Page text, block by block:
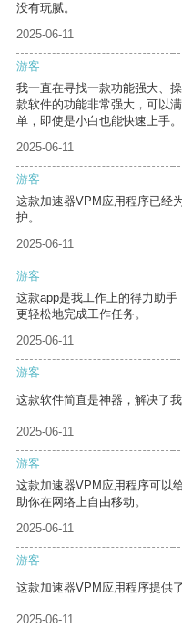
没有玩腻。
2025-06-11
游客
我一直在寻找一款功能强大、
款软件的功能非常强大，可以
单，即使是小白也能快速上手。
2025-06-11
游客
这款加速器VPM应用程序已经
护。
2025-06-11
游客
这款app是我工作上的得力助
更轻松地完成工作任务。
2025-06-11
游客
这款软件简直是神器，解决了我
2025-06-11
游客
这款加速器VPM应用程序可以
助你在网络上自由移动。
2025-06-11
游客
这款加速器VPM应用程序提供
2025-06-11